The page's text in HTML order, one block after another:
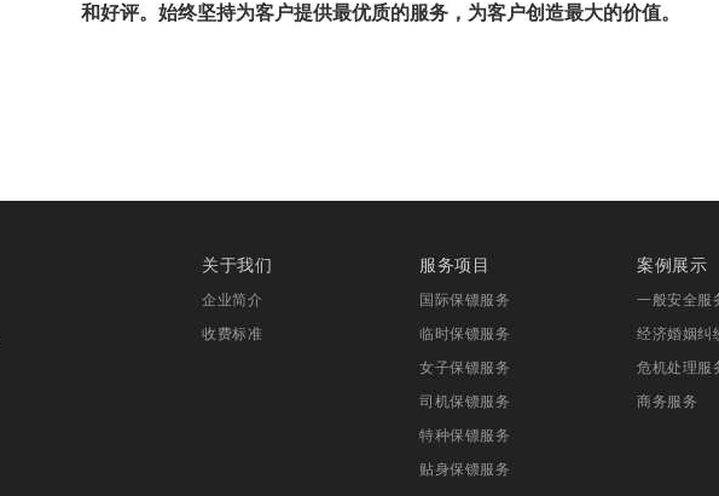
和好评。始终坚持为客户提供最优质的服务，为客户创造最大的价值。
关于我们
企业简介
收费标准
服务项目
国际保镖服务
临时保镖服务
女子保镖服务
司机保镖服务
特种保镖服务
贴身保镖服务
案例展示
一般安全服
经济婚姻纠
危机处理服
商务服务